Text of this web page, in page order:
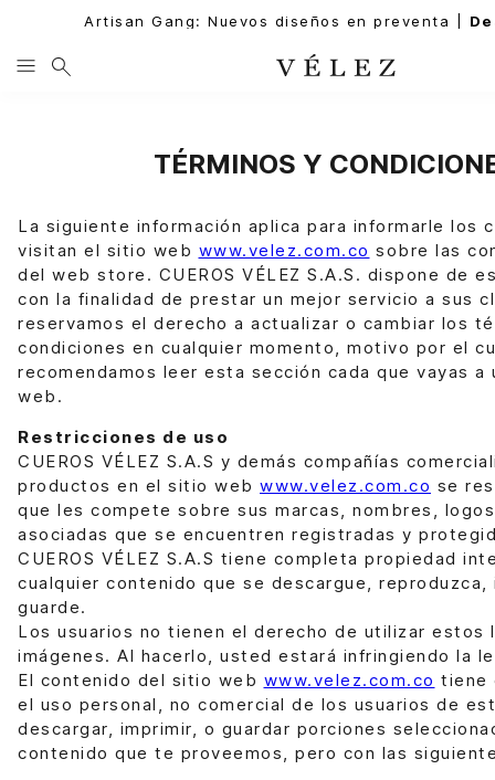
Artisan Gang: Nuevos diseños en preventa |
TÉRMINOS Y
La siguiente información aplica para informarle los
visitan el sitio web www.velez.com.co sobre las
del web store. CUEROS VÉLEZ S.A.S. dispone de
con la finalidad de prestar un mejor servicio a sus
reservamos el derecho a actualizar o cambiar los
condiciones en cualquier momento, motivo por el
recomendamos leer esta sección cada que vayas
web.
Restricciones de uso
CUEROS VÉLEZ S.A.S y demás compañías
productos en el sitio web www.velez.com.co se
que les compete sobre sus marcas, nombres,
asociadas que se encuentren registradas y
CUEROS VÉLEZ S.A.S tiene completa propiedad
cualquier contenido que se descargue, reproduzca,
guarde.
Los usuarios no tienen el derecho de utilizar estos
imágenes. Al hacerlo, usted estará infringiendo la
El contenido del sitio web www.velez.com.co tiene
el uso personal, no comercial de los usuarios de
descargar, imprimir, o guardar porciones
contenido que te proveemos, pero con las